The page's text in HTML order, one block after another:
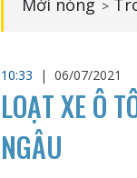
Mới nóng >
10:33
| 06/07/2021
LOẠT XE Ô
NGÂU